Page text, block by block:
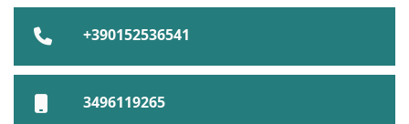
+390152536541
3496119265